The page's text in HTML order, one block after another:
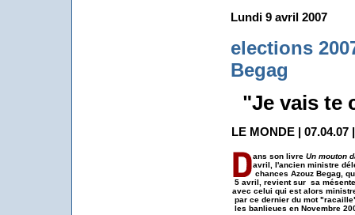
Lundi 9 avril 2007
elections
Begag
"Je vais te
LE MONDE |
ans son livre Un mouton
avril, l'ancien ministre
chances Azouz Begag,
5 avril, revient sur sa
avec celui qui est alors
par ce dernier du mot
les banlieues en Novembre